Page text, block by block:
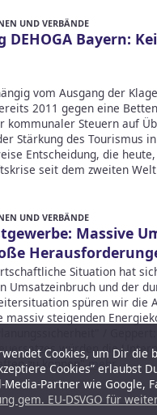
UND VERBÄNDE
DEHOGA Bayern:
vom Ausgang der
2011 gegen eine
kommunaler Steuern auf
Stärkung des Tourismus
Entscheidung, die
seit dem zweiten
UND VERBÄNDE
Massive
Situation hat
Umsatzeinbruch und der
spüren wir die
massiv steigenden
würden die
zu können"mehr
Cookies, um Dir die
Cookies” erlaubst
Partner wie Google,
gem. EU-DSVGO für